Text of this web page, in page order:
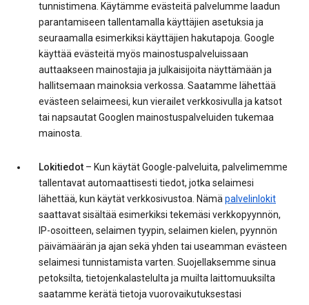
tunnistimena. Käytämme evästeitä palvelumme laadun
parantamiseen tallentamalla käyttäjien asetuksia ja
seuraamalla esimerkiksi käyttäjien hakutapoja. Google
käyttää evästeitä myös mainostuspalveluissaan
auttaakseen mainostajia ja julkaisijoita näyttämään ja
hallitsemaan mainoksia verkossa. Saatamme lähettää
evästeen selaimeesi, kun vierailet verkkosivulla ja katsot
tai napsautat Googlen mainostuspalveluiden tukemaa
mainosta.
Lokitiedot – Kun käytät Google-palveluita, palvelimemme
tallentavat automaattisesti tiedot, jotka selaimesi
lähettää, kun käytät verkkosivustoa. Nämä palvelinlokit
saattavat sisältää esimerkiksi tekemäsi verkkopyynnön,
IP-osoitteen, selaimen tyypin, selaimen kielen, pyynnön
päivämäärän ja ajan sekä yhden tai useamman evästeen
selaimesi tunnistamista varten. Suojellaksemme sinua
petoksilta, tietojenkalastelulta ja muilta laittomuuksilta
saatamme kerätä tietoja vuorovaikutuksestasi